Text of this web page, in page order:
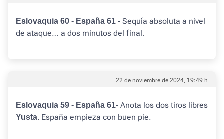
Eslovaquia 60 - España 61 - Sequía absoluta a nivel
de ataque… a dos minutos del final.
22 de noviembre de 2024, 19:49 h
Eslovaquia 59 - España 61- Anota los dos tiros libres
Yusta. España empieza con buen pie.